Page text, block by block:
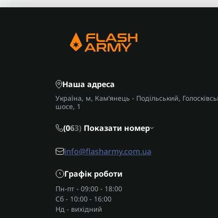
Наша адреса
Україна, м, Кам’янець - Подільський,
шосе, 1
(063) Показати номер
info@flasharmy.com.ua
Графік роботи
Пн-пт - 09:00 - 18:00
Сб - 10:00 - 16:00
Нд - вихідний